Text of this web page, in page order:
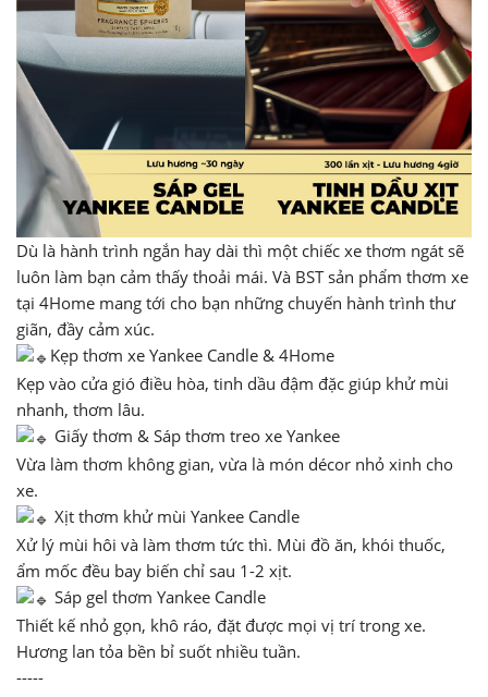
Dù là hành trình ngắn hay dài thì một chiếc xe thơm ngát sẽ
luôn làm bạn cảm thấy thoải mái. Và BST sản phẩm thơm xe
tại 4Home mang tới cho bạn những chuyến hành trình thư
giãn, đầy cảm xúc.
Kẹp thơm xe Yankee Candle & 4Home
Kẹp vào cửa gió điều hòa, tinh dầu đậm đặc giúp khử mùi
nhanh, thơm lâu.
Giấy thơm & Sáp thơm treo xe Yankee
Vừa làm thơm không gian, vừa là món décor nhỏ xinh cho
xe.
Xịt thơm khử mùi Yankee Candle
Xử lý mùi hôi và làm thơm tức thì. Mùi đồ ăn, khói thuốc,
ẩm mốc đều bay biến chỉ sau 1-2 xịt.
Sáp gel thơm Yankee Candle
Thiết kế nhỏ gọn, khô ráo, đặt được mọi vị trí trong xe.
Hương lan tỏa bền bỉ suốt nhiều tuần.
-----